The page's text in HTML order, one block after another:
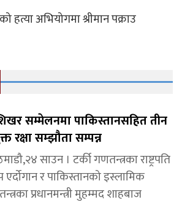
हत्या अभियोगमा श्रीमान पक्राउ
सम्मेलनमा पाकिस्तानसहित तीन
सम्झौता सम्पन्न
साउन । टर्की गणतन्त्रका राष्ट्रपति
र पाकिस्तानको इस्लामिक
प्रधानमन्त्री मुहम्मद शाहबाज